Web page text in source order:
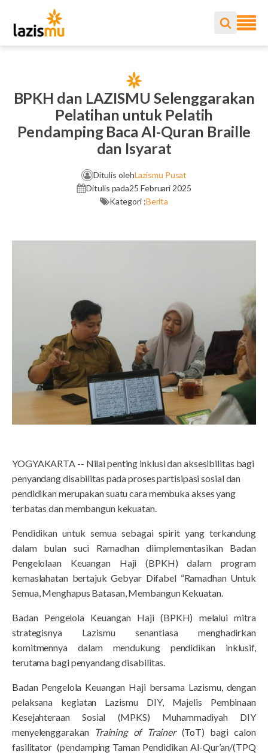
BPKH dan LAZISMU Selenggarakan
Pelatihan untuk Pelatih
Pendamping Baca Al-Quran Braille
dan Isyarat
Ditulis olehLazismu Pusat
Ditulis pada25 Februari 2025
Kategori :Berita
YOGYAKARTA -- Nilai penting inklusi dan aksesibilitas bagi
penyandang disabilitas pada proses partisipasi sosial dan
pendidikan merupakan suatu cara membuka akses yang
terbatas dan membangun kekuatan.
Pendidikan untuk semua sebagai spirit yang terkandung
dalam bulan suci Ramadhan diimplementasikan Badan
Pengelolaan Keuangan Haji (BPKH) dalam program
kemaslahatan bertajuk Gebyar Difabel “Ramadhan Untuk
Semua, Menghapus Batasan, Membangun Kekuatan.
Badan Pengelola Keuangan Haji (BPKH) melalui mitra
strategisnya Lazismu senantiasa menghadirkan
komitmennya dalam mendukung pendidikan inklusif,
terutama bagi penyandang disabilitas.
Badan Pengelola Keuangan Haji bersama Lazismu, dengan
pelaksana kegiatan Lazismu DIY, Majelis Pembinaan
Kesejahteraan Sosial (MPKS) Muhammadiyah DIY
menyelenggarakan
Training of Trainer(ToT) bagi calon
fasilitator (pendamping Taman Pendidikan Al-Qur’an/(TPQ